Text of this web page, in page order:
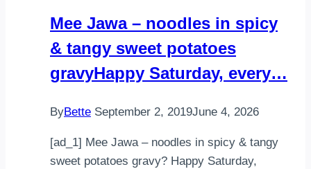
Recipes
Mee Jawa – noodles in spicy
& tangy sweet potatoes
gravy⁣⁣Happy Saturday, every…
ByBette September 2, 2019June 4, 2026
[ad_1] Mee Jawa – noodles in spicy & tangy
sweet potatoes gravy⁣? ⁣Happy Saturday,